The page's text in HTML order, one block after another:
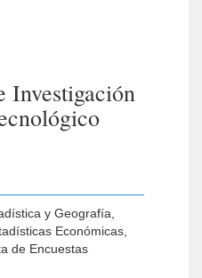
Investigación
y Geografía,
Económicas,
de Encuestas